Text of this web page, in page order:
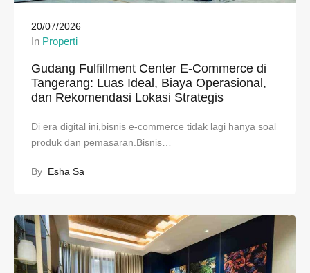
20/07/2026
In Properti
Gudang Fulfillment Center E-Commerce di
Tangerang: Luas Ideal, Biaya Operasional,
dan Rekomendasi Lokasi Strategis
Di era digital ini,bisnis e-commerce tidak lagi hanya soal
produk dan pemasaran.Bisnis…
By Esha Sa